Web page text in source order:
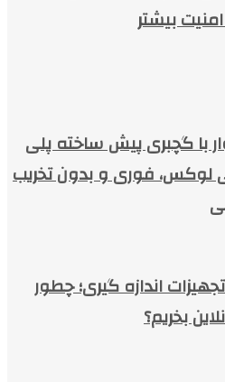
بیشتر
با گچبری پیش ساخته پلی
لوکس، فوری و بدون تخریب
اندازه گیری؛ چطور
بخریم؟